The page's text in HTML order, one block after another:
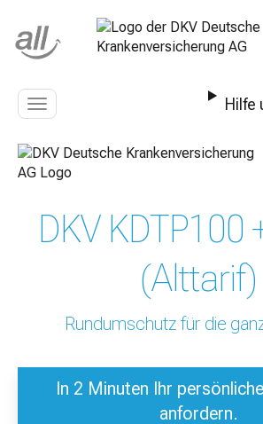
Navigation
Hilfe
DKV KDTP100
(Alttarif)
Rundumschutz für die
In 2 Minuten Ihr
anfordern.